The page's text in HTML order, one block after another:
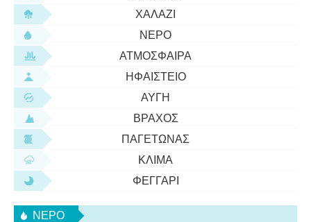
ΧΑΛΆΖΙ
ΝΕΡΌ
ΑΤΜΌΣΦΑΙΡΑ
ΗΦΑΊΣΤΕΙΟ
ΑΥΓΉ
ΒΡΆΧΟΣ
ΠΑΓΕΤΏΝΑΣ
ΚΛΊΜΑ
ΦΕΓΓΆΡΙ
ΝΕΡΌ